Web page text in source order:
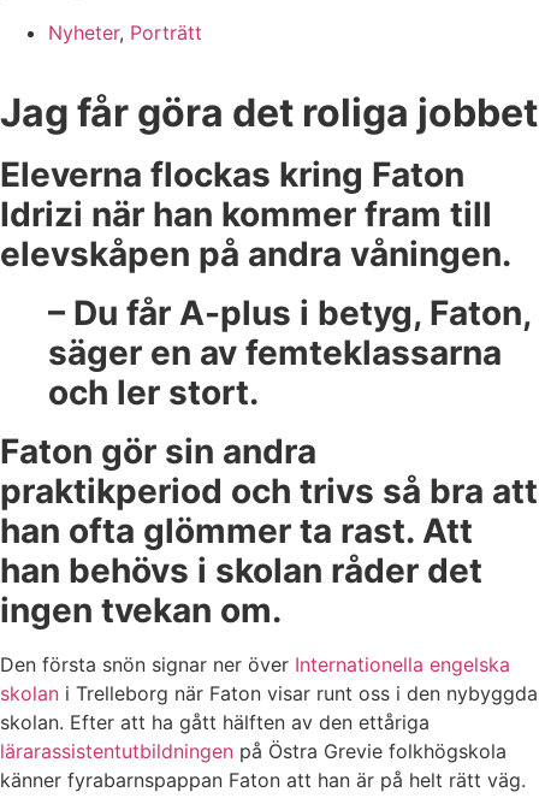
Nyheter, Porträtt
Jag får göra det roliga jobbet
Eleverna flockas kring Faton
Idrizi när han kommer fram till
elevskåpen på andra våningen.
– Du får A-plus i betyg, Faton,
säger en av femteklassarna
och ler stort.
Faton gör sin andra
praktikperiod och trivs så bra att
han ofta glömmer ta rast. Att
han behövs i skolan råder det
ingen tvekan om.
Den första snön signar ner över Internationella engelska
skolan i Trelleborg när Faton visar runt oss i den nybyggda
skolan. Efter att ha gått hälften av den ettåriga
lärarassistentutbildningen på Östra Grevie folkhögskola
känner fyrabarnspappan Faton att han är på helt rätt väg.